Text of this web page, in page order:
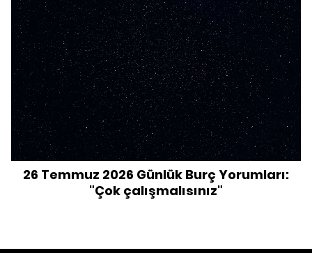
26 Temmuz 2026 Günlük Burç Yorumları:
"Çok çalışmalısınız"